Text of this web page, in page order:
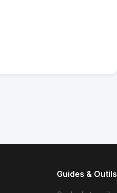
Guides & Outils